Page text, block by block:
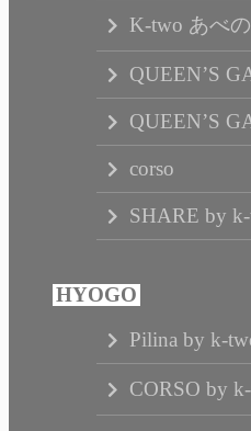
K-two あべ
QUEEN’S
QUEEN’S
corso
SHARE by
Pilina by k-
CORSO by